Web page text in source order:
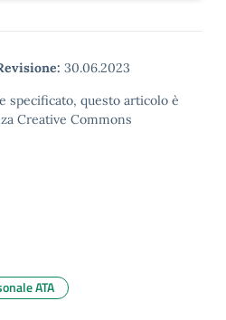
30.06.2023
specificato, questo articolo è
Creative Commons
ATA